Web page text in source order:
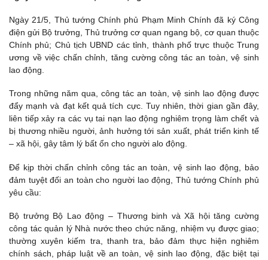
Ngày 21/5, Thủ tướng Chính phủ Phạm Minh Chính đã ký Công
điện gửi Bộ trưởng, Thủ trưởng cơ quan ngang bộ, cơ quan thuộc
Chính phủ; Chủ tịch UBND các tỉnh, thành phố trực thuộc Trung
ương về việc chấn chỉnh, tăng cường công tác an toàn, vệ sinh
lao động.
Trong những năm qua, công tác an toàn, vệ sinh lao động được
đẩy mạnh và đạt kết quả tích cực. Tuy nhiên, thời gian gần đây,
liên tiếp xảy ra các vụ tai nạn lao động nghiêm trọng làm chết và
bị thương nhiều người, ảnh hưởng tới sản xuất, phát triển kinh tế
– xã hội, gây tâm lý bất ổn cho người alo động.
Để kịp thời chấn chỉnh công tác an toàn, vệ sinh lao động, bảo
đảm tuyệt đối an toàn cho người lao động, Thủ tướng Chính phủ
yêu cầu:
Bộ trưởng Bộ Lao động – Thương binh và Xã hội tăng cường
công tác quản lý Nhà nước theo chức năng, nhiệm vụ được giao;
thường xuyên kiếm tra, thanh tra, bảo đảm thực hiện nghiêm
chính sách, pháp luật về an toàn, vệ sinh lao động, đặc biệt tại